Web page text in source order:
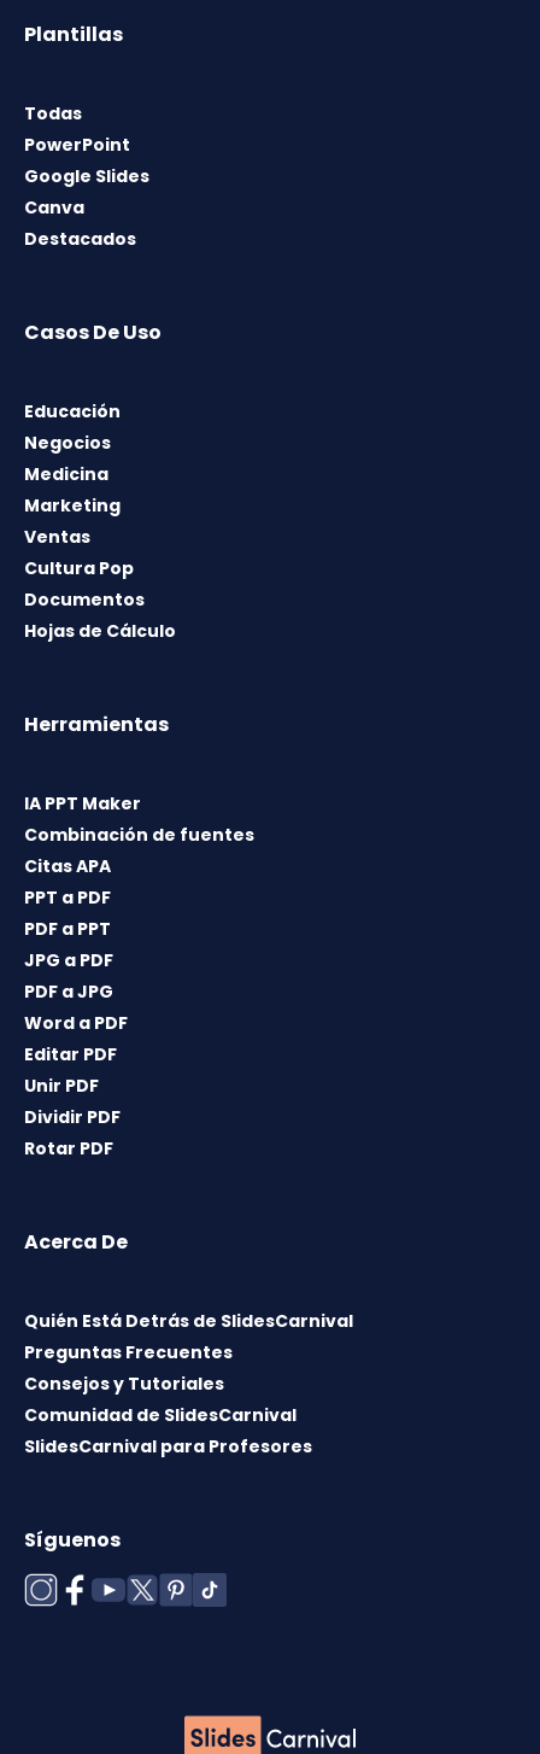
Plantillas
Todas
PowerPoint
Google Slides
Canva
Destacados
Casos De Uso
Educación
Negocios
Medicina
Marketing
Ventas
Cultura Pop
Documentos
Hojas de Cálculo
Herramientas
IA PPT Maker
Combinación de fuentes
Citas APA
PPT a PDF
PDF a PPT
JPG a PDF
PDF a JPG
Word a PDF
Editar PDF
Unir PDF
Dividir PDF
Rotar PDF
Acerca De
Quién Está Detrás de SlidesCarnival
Preguntas Frecuentes
Consejos y Tutoriales
Comunidad de SlidesCarnival
SlidesCarnival para Profesores
Síguenos